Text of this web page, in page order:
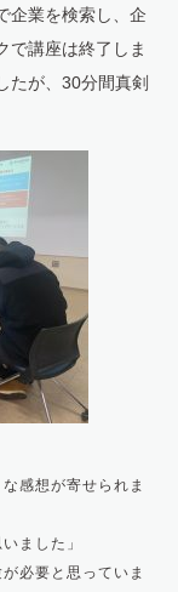
企業を検索し、企
で講座は終了しま
たが、30分間真剣
感想が寄せられま
ました」
必要と思っていま